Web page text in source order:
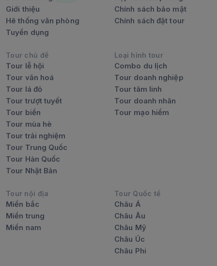
Giới thiệu
Hê thống văn phòng
Tuyển dụng
Chính sách bảo mật
Chính sách đặt tour
Tour chủ đề
Tour lễ hội
Tour văn hoá
Tour lá đỏ
Tour trượt tuyết
Tour biển
Tour mùa hè
Tour trải nghiệm
Tour Trung Quốc
Tour Hàn Quốc
Tour Nhật Bản
Loại hình tour
Combo du lịch
Tour doanh nghiệp
Tour tâm linh
Tour doanh nhân
Tour mạo hiểm
Tour nội địa
Miền bắc
Miền trung
Miền nam
Tour Quốc tế
Châu Á
Châu Âu
Châu Mỹ
Châu Úc
Châu Phi